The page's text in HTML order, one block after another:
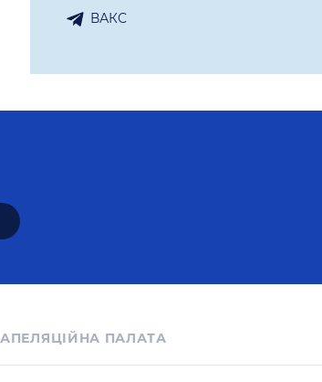
ВАКС
АПЕЛЯЦІЙНА ПАЛАТА